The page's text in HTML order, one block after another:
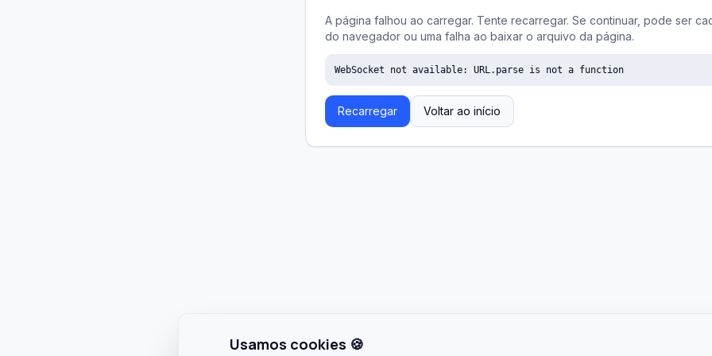
A página falhou ao carregar. Tente recarregar. Se continuar, pode ser
do navegador ou uma falha ao baixar o arquivo da página.
WebSocket not available: URL.parse is not a function
Recarregar Voltar ao início
Usamos cookies 🍪